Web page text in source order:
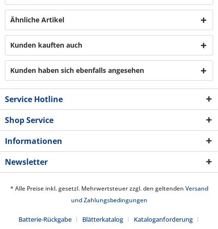
Ähnliche Artikel
Kunden kauften auch
Kunden haben sich ebenfalls angesehen
Service Hotline
Shop Service
Informationen
Newsletter
* Alle Preise inkl. gesetzl. Mehrwertsteuer zzgl. den geltenden Versand
und Zahlungsbedingungen
Batterie-Rückgabe Blätterkatalog Kataloganforderung